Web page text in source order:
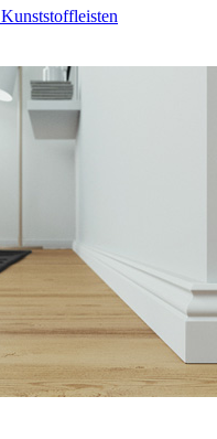
Kunststoffleisten